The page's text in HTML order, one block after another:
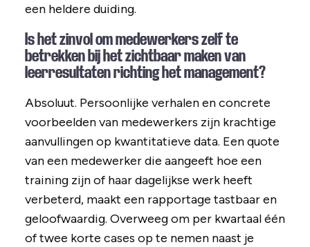
een heldere duiding.
Is het zinvol om medewerkers zelf te
betrekken bij het zichtbaar maken van
leerresultaten richting het management?
Absoluut. Persoonlijke verhalen en concrete
voorbeelden van medewerkers zijn krachtige
aanvullingen op kwantitatieve data. Een quote
van een medewerker die aangeeft hoe een
training zijn of haar dagelijkse werk heeft
verbeterd, maakt een rapportage tastbaar en
geloofwaardig. Overweeg om per kwartaal één
of twee korte cases op te nemen naast je